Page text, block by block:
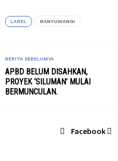
LABEL BANYUWANGI
BERITA SEBELUMYA
APBD BELUM DISAHKAN,
PROYEK ‘SILUMAN’ MULAI
BERMUNCULAN.
Facebook